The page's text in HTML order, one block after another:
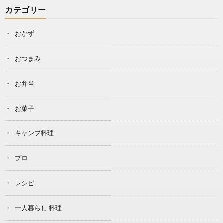
カテゴリー
おかず
おつまみ
お弁当
お菓子
キャンプ料理
プロ
レシピ
一人暮らし 料理